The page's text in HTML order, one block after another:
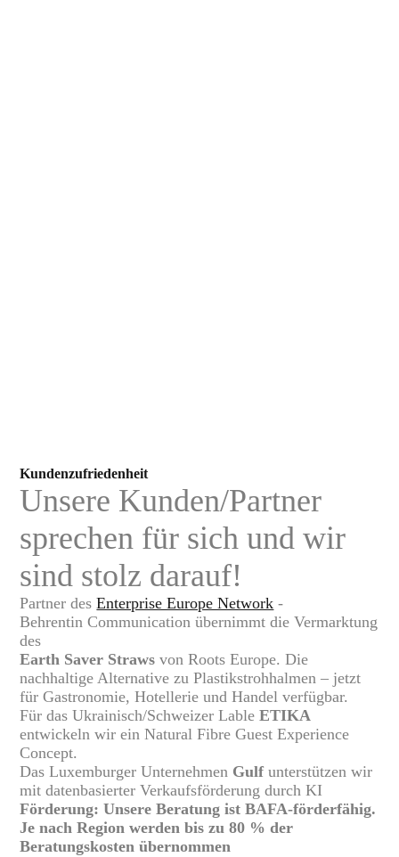
Kundenzufriedenheit
Unsere Kunden/Partner
sprechen für sich und wir
sind stolz darauf!
Partner desEnterprise Europe Network -
Behrentin Communication übernimmt die Vermarktung
des
Earth Saver Straws von Roots Europe. Die
nachhaltige Alternative zu Plastikstrohhalmen – jetzt
für Gastronomie, Hotellerie und Handel verfügbar.
Für das Ukrainisch/Schweizer LableETIKA
entwickeln wir ein Natural Fibre Guest Experience
Concept.
Das Luxemburger Unternehmen Gulfunterstützen wir
mit datenbasierter Verkaufsförderung durch KI
Förderung: Unsere Beratung ist BAFA-förderfähig.
Je nach Region werden bis zu 80 % der
Beratungskosten übernommen